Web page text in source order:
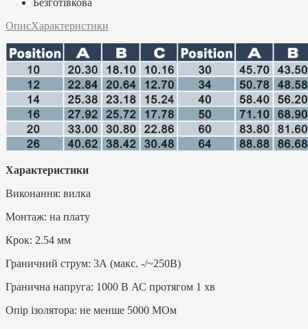
ОписХарактеристики
Характеристики
Виконання: вилка
Монтаж: на плату
Крок: 2.54 мм
Граничний струм: 3А (макс. -/~250В)
Гранична напруга: 1000 В АС протягом 1 хв
Опір ізолятора: не менше 5000 МОм